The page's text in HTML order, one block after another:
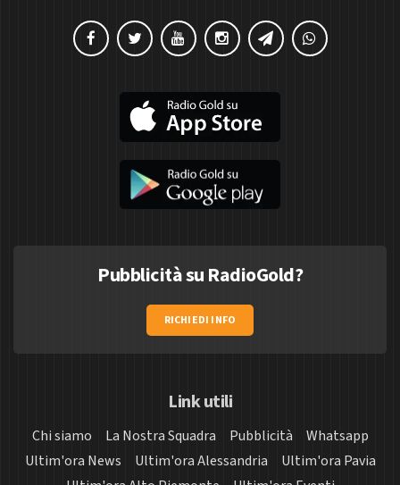
Pubblicità su RadioGold?
RICHIEDI INFO
Link utili
Chi siamo La Nostra Squadra Pubblicità
Whatsapp
Ultim'ora News
Ultim'ora Alessandria
Ultim'ora Pavia